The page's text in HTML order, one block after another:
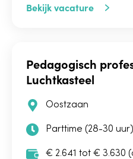
Bekijk vacature
Pedagogisch
Luchtkasteel
Oostzaan
Parttime (28-30 uur)
€ 2.641 tot € 3.630